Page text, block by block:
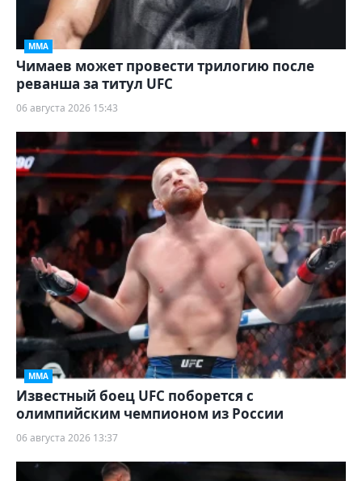
ММА
Чимаев может провести трилогию после
реванша за титул UFC
06 августа 2026 15:43
ММА
Известный боец UFC поборется с
олимпийским чемпионом из России
06 августа 2026 13:37